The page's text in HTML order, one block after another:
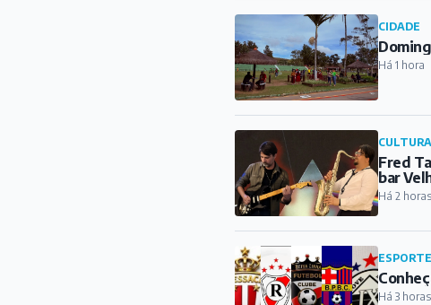
CIDADE
Há 1 hora
CULTURA
Fred
bar
Há 2 horas
ESPORTE
Há 3 horas